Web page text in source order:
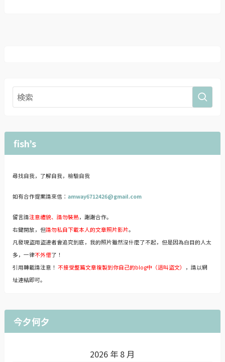
fish’s
尋找自我，了解自我，檢驗自我
如有合作提案請來信： amway6712426@gmail.com
留言請注意禮貌、請勿裝熟，謝謝合作。
右鍵開放，但請勿私自下載本人的文章照片影片。
凡發現盜用盜連者會追究到底，我的照片雖然沒什麼了不起，但是因為白目的人太
多，一律不外借了！
引用轉載請注意！ 不接受整篇文章複製到你自己的blog中（這叫盜文）
，請以網
址連結即可。
今夕何夕
2026 年 8 月